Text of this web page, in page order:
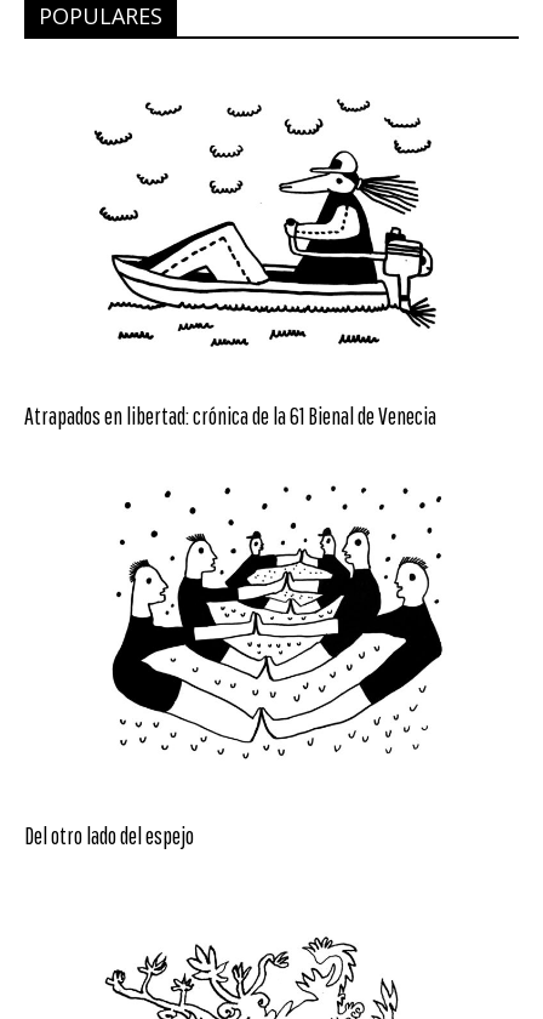
POPULARES
Atrapados en libertad: crónica de la 61 Bienal de Venecia
Del otro lado del espejo